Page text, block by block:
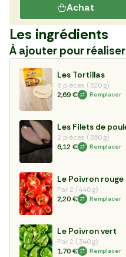
Achat
Les ingrédients
À ajouter pour
Les Tortillas
8 pièces (320 g)
2,69 €
Remplacer
Les Filets de
2 pièces (350 g)
6,12 €
Remplacer
Le Poivron rouge
Par 2 (440 g)
2,20 €
Remplacer
Le Poivron vert
Par 2 (340 g)
1,70 €
Remplacer